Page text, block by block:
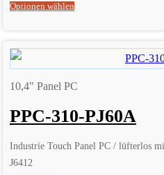
Optionen wählen
10,4" Panel PC
PPC-310-PJ60A
Industrie Touch Panel PC / lüfterlos
J6412